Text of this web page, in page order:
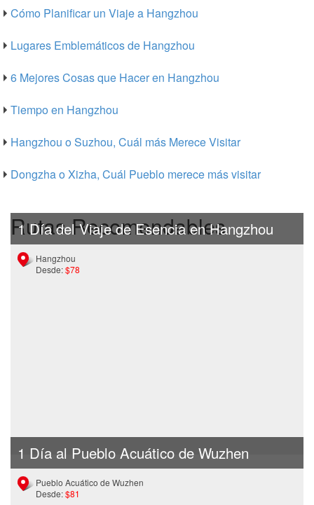
Cómo Planificar un Viaje a Hangzhou
Lugares Emblemáticos de Hangzhou
6 Mejores Cosas que Hacer en Hangzhou
Tiempo en Hangzhou
Hangzhou o Suzhou, Cuál más Merece Visitar
Dongzha o Xizha, Cuál Pueblo merece más visitar
Rutas Recomendables
1 Día del Viaje de Esencia en Hangzhou
Hangzhou
Desde:$78
1 Día al Pueblo Acuático de Wuzhen
Pueblo Acuático de Wuzhen
Desde:$81